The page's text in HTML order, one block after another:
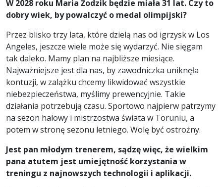
W 2028 roku Maria Żodzik będzie miała 31 lat. Czy to
dobry wiek, by powalczyć o medal olimpijski?
Przez blisko trzy lata, które dzielą nas od igrzysk w Los
Angeles, jeszcze wiele może się wydarzyć. Nie sięgam
tak daleko. Mamy plan na najbliższe miesiące.
Najważniejsze jest dla nas, by zawodniczka uniknęła
kontuzji, w zalążku chcemy likwidować wszystkie
niebezpieczeństwa, myślimy prewencyjnie. Takie
działania potrzebują czasu. Sportowo najpierw patrzymy
na sezon halowy i mistrzostwa świata w Toruniu, a
potem w stronę sezonu letniego. Wolę być ostrożny.
Jest pan młodym trenerem, sądzę więc, że wielkim
pana atutem jest umiejętność korzystania w
treningu z najnowszych technologii i aplikacji.